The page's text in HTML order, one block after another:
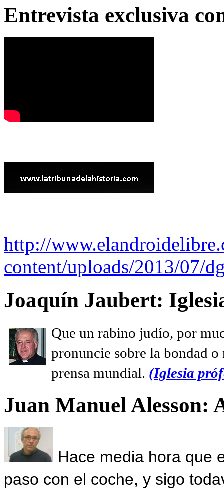
Entrevista exclusiva
http://
content/uploads/2013/07/
Joaquín Jaubert:
Que un rabino judío, por
pronuncie sobre la bondad
prensa mundial. (Iglesia
Juan Manuel Alesson:
Hace media hora que
paso con el coche, y sigo